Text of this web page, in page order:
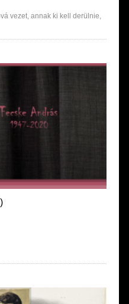
vezet, annak ki kell derülnie,